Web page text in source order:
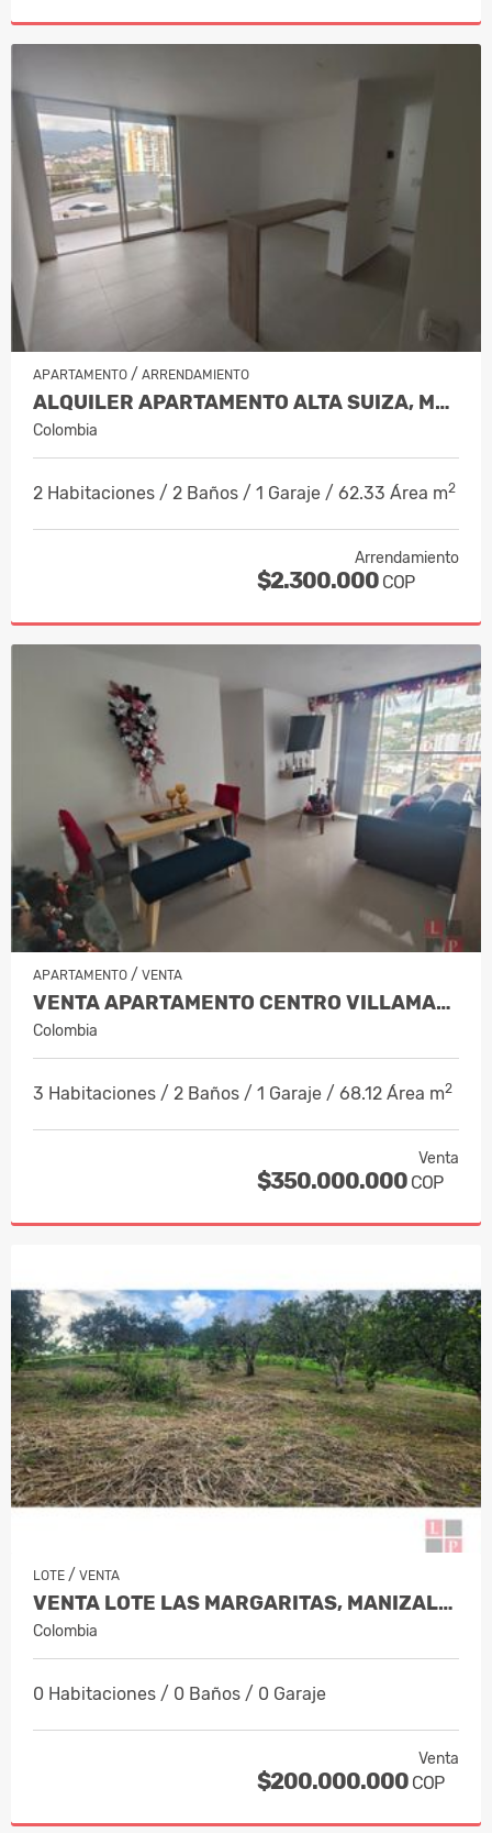
APARTAMENTO / ARRENDAMIENTO
ALQUILER APARTAMENTO ALTA SUIZA, MANI…
Colombia
2 Habitaciones / 2 Baños / 1 Garaje / 62.33 Área m2
Arrendamiento
$2.300.000 COP
APARTAMENTO / VENTA
VENTA APARTAMENTO CENTRO VILLAMARÍA,…
Colombia
3 Habitaciones / 2 Baños / 1 Garaje / 68.12 Área m2
Venta
$350.000.000 COP
LOTE / VENTA
VENTA LOTE LAS MARGARITAS, MANIZALES…
Colombia
0 Habitaciones / 0 Baños / 0 Garaje
Venta
$200.000.000 COP